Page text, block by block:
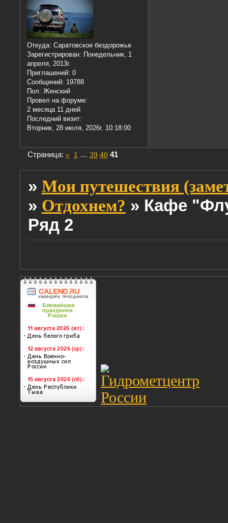
Откуда: Саратовское бездорожье
Зарегистрирован: Понедельник, 1
апреля, 2013г.
Приглашений: 0
Сообщений: 19788
Пол: Женский
Провел на форуме:
2 месяца 11 дней
Последний визит:
Вторник, 28 июля, 2026г. 10:18:00
Страница: « 1 … 39 40 41
» Мои путешествия
» Отдохнем? » Кафе
Ряд 2